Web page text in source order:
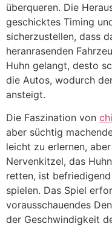
überqueren. Die
geschicktes Timing
sicherzustellen, dass
heranrasenden
Huhn gelangt, desto
die Autos, wodurch
ansteigt.
Die Faszination von
aber süchtig
leicht zu erlernen,
Nervenkitzel, das
retten, ist
spielen. Das Spiel
vorausschauendes
der Geschwindigkeit